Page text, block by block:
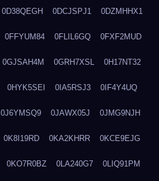
0D38QEGH 0DCJSPJ1 0DZMHHX1
0FFYUM84 0FLIL6GQ 0FXF2MUD
0GJSAH4M 0GRH7XSL 0H17NT32
0HYK5SEI 0IA5RSJ3 0IF4Y4UQ
0J6YMSQ9 0JAWX05J 0JMG9NJH
0K8I19RD 0KA2KHRR 0KCE9EJG
0KO7R0BZ 0LA240G7 0LIQ91PM